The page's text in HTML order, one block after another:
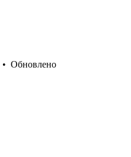
• Обновлено